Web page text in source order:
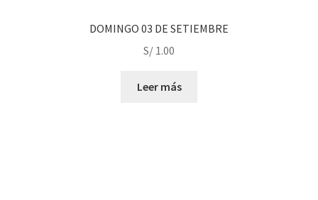
DOMINGO 03 DE SETIEMBRE
S/ 1.00
Leer más